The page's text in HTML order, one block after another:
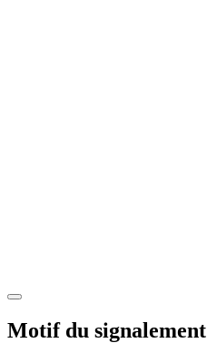
Motif du signalement